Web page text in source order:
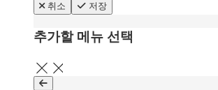
취소
저장
추가할 메뉴 선택
닫기